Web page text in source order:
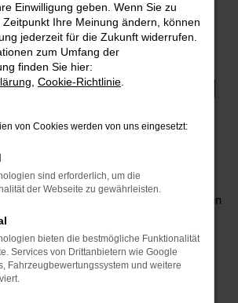
Bremen Top
ES MIT EINEM AUDI
zur Auto-Familie Ostermaier kommt,
rund um die Mobilität. Das gilt
und Umgebung, wo wir gerne den
Rede ist von einem rundum
Fahrzeug, das perfekt zu
in Bremen passt. Gerne lassen wir
oder übernehmen die
Einwilligung geben. Wenn Sie zu
Ihre Meinung ändern, können
jederzeit für die Zukunft widerrufen.
zum Umfang der
finden Sie hier:
Cookie-Richtlinie
von Cookies werden von uns eingesetzt:
sind erforderlich, um die
der Webseite zu gewährleisten.
bieten die bestmögliche Funktionalität
Services von Drittanbietern wie Google
Fahrzeugbewertungssystem und weitere